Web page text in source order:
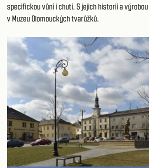
specifickou vůní i chutí. S jejich historií a
v Muzeu Olomouckých tvarůžků.